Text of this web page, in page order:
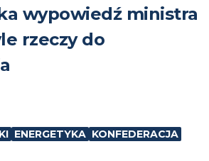
wypowiedź ministra
rzeczy do
ENERGETYKA KONFEDERACJA